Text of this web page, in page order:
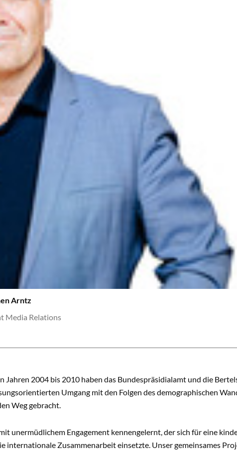
Arntz
Media Relations
Jahren 2004 bis 2010 haben das Bundespräsidialamt und die
Umgang mit den Folgen des demographischen
Weg gebracht.
unermüdlichem Engagement kennengelernt, der sich für eine
internationale Zusammenarbeit einsetzte. Unser gemeinsames